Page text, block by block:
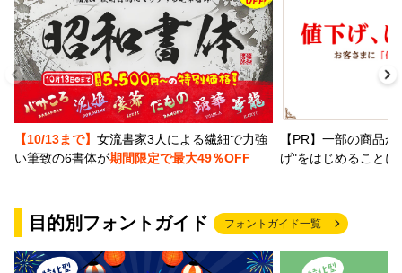
【10/13まで】 女流書家3人による繊細で力強
い筆致の6書体が期間限定で最大49％OFF
【PR】一部の商品
げ"をはじめること
目的別フォントガイド フォントガイド一覧